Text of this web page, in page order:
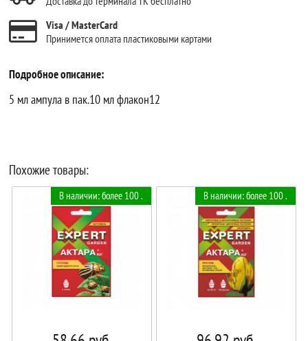
Visa / MasterCard
Принимется оплата пластиковыми картами
Подробное описание:
5 мл ампула в пак.10 мл флакон12
Похожие товары:
В наличии: более 100 . В наличии: более 100 .